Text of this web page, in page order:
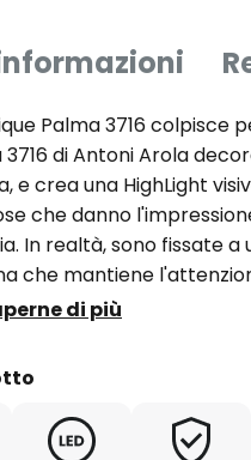
Palma 3716 colpisce
3716 di Antoni Arola
e crea una HighLight
che danno
In realtà, sono fissate
che mantiene
sono realizzate in vetro
creando
Palma per il
Vibia, noto in tutto
di più